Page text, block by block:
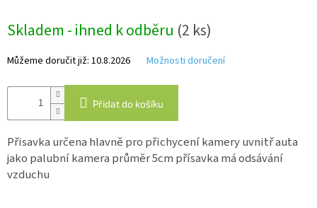
Chytré
kamery
cena:
Skladem - ihned k odběru (2 ks)
Můžeme doručit již: 10.8.2026 Možnosti doručení
Přidat do košíku
Přisavka určena hlavně pro přichycení kamery uvnitř auta
jako palubní kamera průměr 5cm přísavka má odsávání
vzduchu